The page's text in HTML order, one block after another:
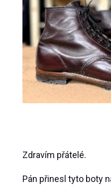
Zdravím přátelé.
Pán přinesl tyto boty